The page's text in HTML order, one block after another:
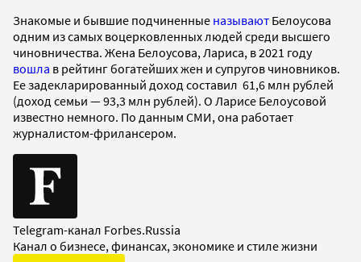
Знакомые и бывшие подчиненные называют Белоусова
одним из самых воцерковленных людей среди высшего
чиновничества. Жена Белоусова, Лариса, в 2021 году
вошла в рейтинг богатейших жен и супругов чиновников.
Ее задекларированный доход составил 61,6 млн рублей
(доход семьи — 93,3 млн рублей). О Ларисе Белоусовой
известно немного. По данным СМИ, она работает
журналистом-фрилансером.
Telegram-канал Forbes.Russia
Канал о бизнесе, финансах, экономике и стиле жизни